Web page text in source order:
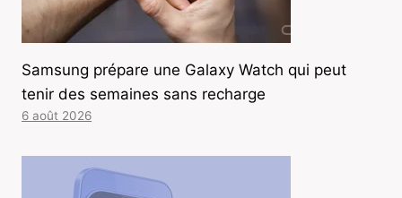
Samsung prépare une Galaxy Watch qui peut
tenir des semaines sans recharge
6 août 2026